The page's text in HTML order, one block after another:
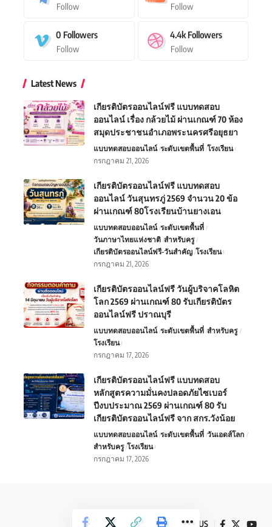
Follow Follow
0 Followers
Follow
4.4k Followers
Follow
Latest News
เกียรติบัตรออนไลน์ฟรี แบบทดสอบ
ออนไลน์ เรื่อง กล้วยไม้ ผ่านเกณฑ์ 70 ห้อง
สมุดประชาชนอำเภอพระนครศรีอยุธยา
แบบทดสอบออนไลน์ ระดับเขตพื้นที่ โรงเรียน
กรกฎาคม 21, 2026
เกียรติบัตรออนไลน์ฟรี แบบทดสอบ
ออนไลน์ วันสุนทรภู่ 2569 จำนวน 20 ข้อ
ผ่านเกณฑ์ 80โรงเรียนบ้านยางเอน
แบบทดสอบออนไลน์ ระดับเขตพื้นที่
วันภาษาไทยแห่งชาติ สำหรับครู
เกียรติบัตรออนไลน์ฟรี-วันสำคัญ โรงเรียน
กรกฎาคม 21, 2026
เกียรติบัตรออนไลน์ฟรี วันผู้บริจาคโลหิต
โลก 2569 ผ่านเกณฑ์ 80 รับเกียรติบัตร
ออนไลน์ฟรี ปราณบุรี
แบบทดสอบออนไลน์ ระดับเขตพื้นที่ สำหรับครู
โรงเรียน
กรกฎาคม 17, 2026
เกียรติบัตรออนไลน์ฟรี แบบทดสอบ
หลักสูตรความมั่นคงปลอดภัยไซเบอร์
ปีงบประมาณ 2569 ผ่านเกณฑ์ 80 รับ
เกียรติบัตรออนไลน์ฟรี จาก สกร.วังน้อย
แบบทดสอบออนไลน์ ระดับเขตพื้นที่ วันเอดส์โลก
สำหรับครู โรงเรียน
กรกฎาคม 17, 2026
Follow US